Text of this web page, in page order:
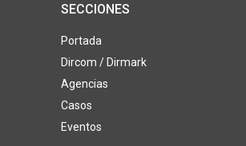
SECCIONES
Portada
Dircom / Dirmark
Agencias
Casos
Eventos